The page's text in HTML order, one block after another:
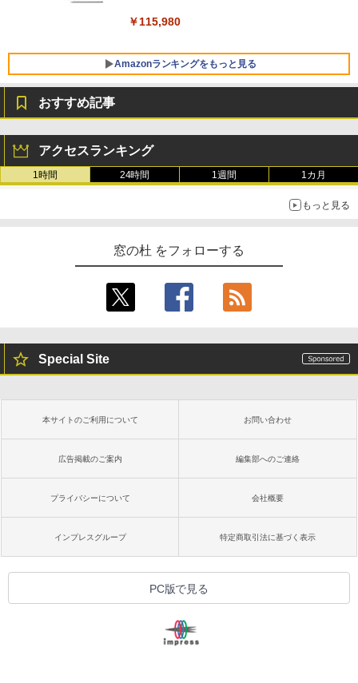
￥115,980
Amazonランキングをもっと見る
おすすめ記事
アクセスランキング
1時間 24時間 1週間 1カ月
もっと見る
窓の杜 をフォローする
Special Site
本サイトのご利用について お問い合わせ
広告掲載のご案内 編集部へのご連絡
プライバシーについて 会社概要
インプレスグループ 特定商取引法に基づく表示
PC版で見る